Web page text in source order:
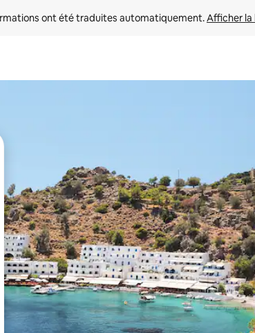
ont été traduites automatiquement. Afficher la
et vers le bas pour les parcourir ou en appuyant et